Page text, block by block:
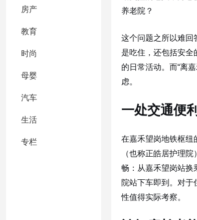
房产
教育
时尚
母婴
汽车
生活
专栏
养老院？
这个问题之所以难回
是吃住，还包括安全
的日常活动。而“离
虑。
一处交通便
在嘉禾望岗地铁枢
（也称正皓居护理
畅：从嘉禾望岗站换
院站下车即到。对于
性值得实际考察。